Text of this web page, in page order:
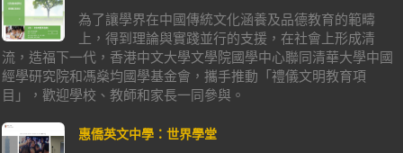
為了讓學界在中國傳統文化涵養及品德教育的範疇
上，得到理論與實踐並行的支援，在社會上形成清
流，造福下一代，香港中文大學文學院國學中心聯同清華大學中國
經學研究院和馮燊均國學基金會，攜手推動「禮儀文明教育項
目」，歡迎學校、教師和家長一同參與。
惠僑英文中學：世界學堂